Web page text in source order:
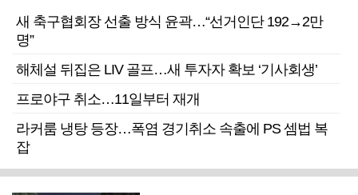
새 축구협회장 선출 방식 윤곽…“선거인단 192→2만
명”
해체설 뒤집은 LIV 골프…새 투자자 확보 ‘기사회생’
프로야구 취소…11일부터 재개
라커룸 냉탕 등장…폭염 경기취소 속출에 PS 셈법 복
잡